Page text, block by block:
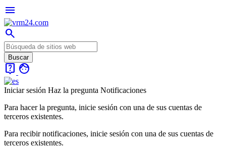
menu
search
live_help face
Iniciar sesión Haz la pregunta Notificaciones
Para hacer la pregunta, inicie sesión con una de sus cuentas de
terceros existentes.
Para recibir notificaciones, inicie sesión con una de sus cuentas de
terceros existentes.